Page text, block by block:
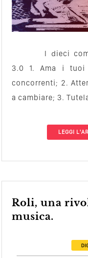
I dieci
3.0 1. Ama i
concorrenti; 2.
a cambiare; 3.
LEGGI
Roli, una rivoluzione nella
musica.